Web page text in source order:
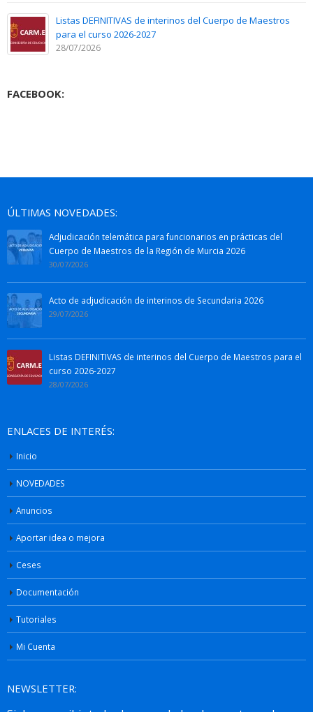
Listas DEFINITIVAS de interinos del Cuerpo de Maestros
para el curso 2026-2027
28/07/2026
FACEBOOK:
ÚLTIMAS NOVEDADES:
Adjudicación telemática para funcionarios en prácticas del
Cuerpo de Maestros de la Región de Murcia 2026
30/07/2026
Acto de adjudicación de interinos de Secundaria 2026
29/07/2026
Listas DEFINITIVAS de interinos del Cuerpo de Maestros para el
curso 2026-2027
28/07/2026
ENLACES DE INTERÉS:
Inicio
NOVEDADES
Anuncios
Aportar idea o mejora
Ceses
Documentación
Tutoriales
Mi Cuenta
NEWSLETTER: